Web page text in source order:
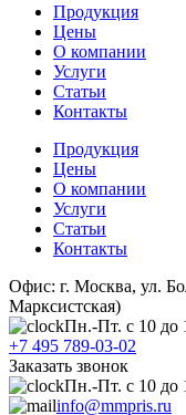
Продукция
Цены
О компании
Услуги
Статьи
Контакты
Продукция
Цены
О компании
Услуги
Статьи
Контакты
Офис: г. Москва, ул.
Марксистская)
Пн.-Пт. с 10 до
+7 495 789-03-02
Заказать звонок
Пн.-Пт. с 10 до
info@mmpris.ru